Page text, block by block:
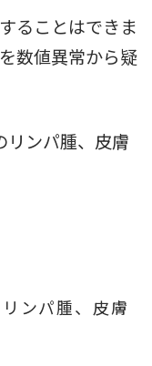
ることはできま
数値異常から疑
リンパ腫、皮膚
ンパ腫、皮膚